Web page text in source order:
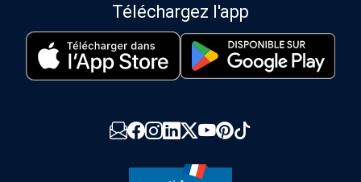
Téléchargez l'app